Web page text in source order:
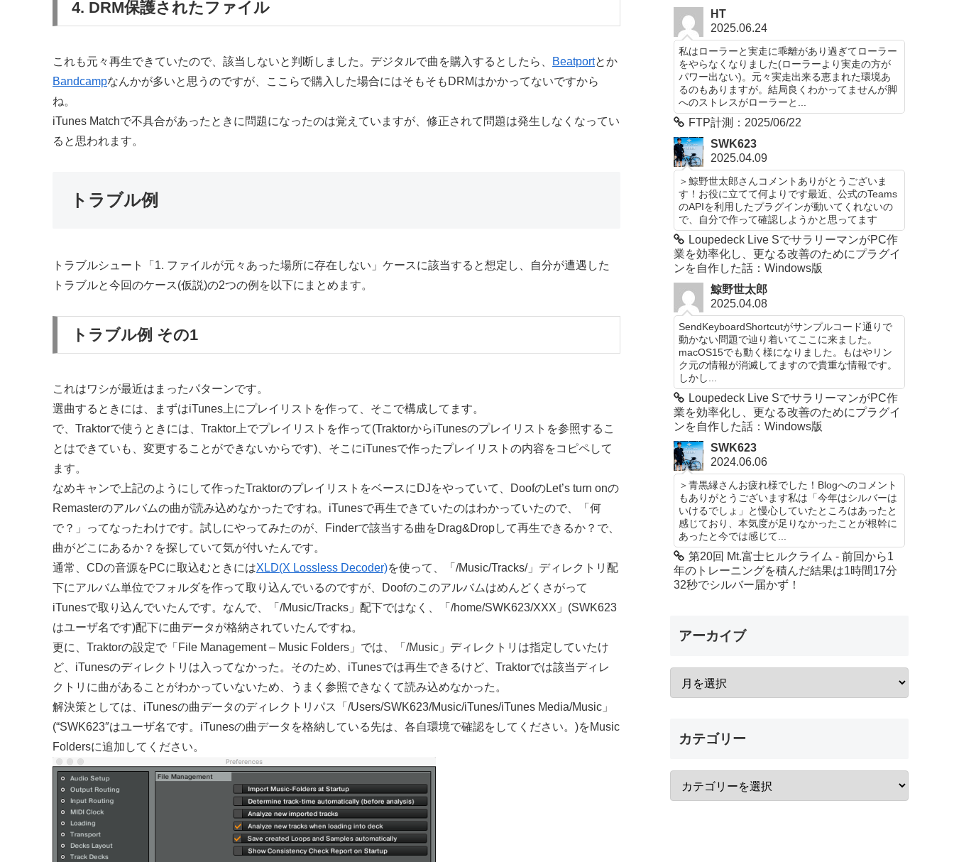
4. DRM保護されたファイル
これも元々再生できていたので、該当しないと判断しました。デジタルで曲を購入するとしたら、 Beatportとか
Bandcampなんかが多いと思うのですが、ここらで購入した場合にはそもそもDRMはかかってないですから
ね。
iTunes Matchで不具合があったときに問題になったのは覚えていますが、修正されて問題は発生しなくなってい
ると思われます。
トラブル例
トラブルシュート「1. ファイルが元々あった場所に存在しない」ケースに該当すると想定し、自分が遭遇した
トラブルと今回のケース(仮説)の2つの例を以下にまとめます。
トラブル例 その1
これはワシが最近はまったパターンです。
選曲するときには、まずはiTunes上にプレイリストを作って、そこで構成してます。
で、Traktorで使うときには、Traktor上でプレイリストを作って(TraktorからiTunesのプレイリストを参照するこ
とはできていも、変更することができないからです)、そこにiTunesで作ったプレイリストの内容をコピペして
ます。
なめキャンで上記のようにして作ったTraktorのプレイリストをベースにDJをやっていて、DoofのLet’s turn onの
Remasterのアルバムの曲が読み込めなかったですね。iTunesで再生できていたのはわかっていたので、「何
で？」ってなったわけです。試しにやってみたのが、Finderで該当する曲をDrag&Dropして再生できるか？で、
曲がどこにあるか？を探していて気が付いたんです。
通常、CDの音源をPCに取込むときにはXLD(X Lossless Decoder)を使って、「/Music/Tracks/」ディレクトリ配
下にアルバム単位でフォルダを作って取り込んでいるのですが、Doofのこのアルバムはめんどくさがって
iTunesで取り込んでいたんです。なんで、「/Music/Tracks」配下ではなく、「/home/SWK623/XXX」(SWK623
はユーザ名です)配下に曲データが格納されていたんですね。
更に、Traktorの設定で「File Management – Music Folders」では、「/Music」ディレクトリは指定していたけ
ど、iTunesのディレクトリは入ってなかった。そのため、iTunesでは再生できるけど、Traktorでは該当ディレ
クトリに曲があることがわかっていないため、うまく参照できなくて読み込めなかった。
解決策としては、iTunesの曲データのディレクトリパス「/Users/SWK623/Music/iTunes/iTunes Media/Music」
(“SWK623″はユーザ名です。iTunesの曲データを格納している先は、各自環境で確認をしてください。)をMusic
Foldersに追加してください。
HT
2025.06.24
私はローラーと実走に乖離があり過ぎてローラー
をやらなくなりました(ローラーより実走の方が
パワー出ない)。元々実走出来る恵まれた環境あ
るのもありますが。結局良くわかってませんが脚
へのストレスがローラーと...
FTP計測：2025/06/22
SWK623
2025.04.09
＞鯨野世太郎さんコメントありがとうございま
す！お役に立てて何よりです最近、公式のTeams
のAPIを利用したプラグインが動いてくれないの
で、自分で作って確認しようかと思ってます
Loupedeck Live SでサラリーマンがPC作
業を効率化し、更なる改善のためにプラグイ
ンを自作した話：Windows版
鯨野世太郎
2025.04.08
SendKeyboardShortcutがサンプルコード通りで
動かない問題で辿り着いてここに来ました。
macOS15でも動く様になりました。もはやリン
ク元の情報が消滅してますので貴重な情報です。
しかし...
Loupedeck Live SでサラリーマンがPC作
業を効率化し、更なる改善のためにプラグイ
ンを自作した話：Windows版
SWK623
2024.06.06
＞青黒縁さんお疲れ様でした！Blogへのコメント
もありがとうございます私は「今年はシルバーは
いけるでしょ」と慢心していたところはあったと
感じており、本気度が足りなかったことが根幹に
あったと今では感じて...
第20回 Mt.富士ヒルクライム - 前回から1
年のトレーニングを積んだ結果は1時間17分
32秒でシルバー届かず！
アーカイブ
カテゴリー